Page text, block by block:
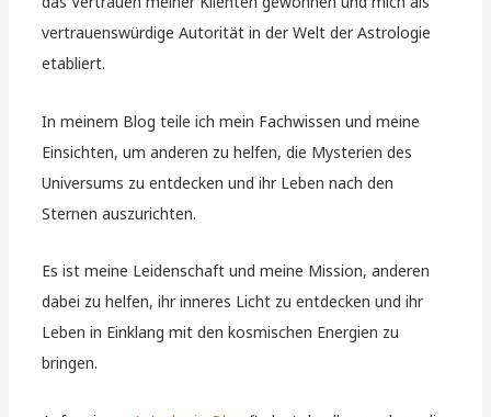
vertrauenswürdige Autorität in der Welt der Astrologie
etabliert.
In meinem Blog teile ich mein Fachwissen und meine
Einsichten, um anderen zu helfen, die Mysterien des
Universums zu entdecken und ihr Leben nach den
Sternen auszurichten.
Es ist meine Leidenschaft und meine Mission, anderen
dabei zu helfen, ihr inneres Licht zu entdecken und ihr
Leben in Einklang mit den kosmischen Energien zu
bringen.